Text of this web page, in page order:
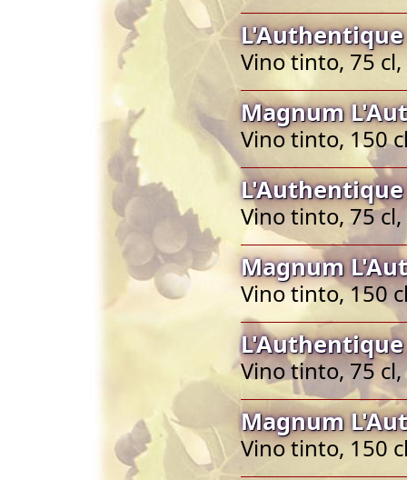
L'Authentique
Vino tinto, 75 cl,
Magnum
Vino tinto, 150
L'Authentique
Vino tinto, 75 cl,
Magnum
Vino tinto, 150
L'Authentique
Vino tinto, 75 cl,
Magnum
Vino tinto, 150